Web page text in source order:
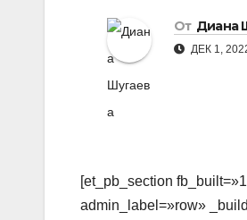
От Диана
ДЕК 1,
[et_pb_section
admin_label=»row»